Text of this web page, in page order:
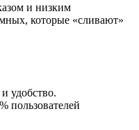
и низким
которые «сливают»
удобство.
пользователей